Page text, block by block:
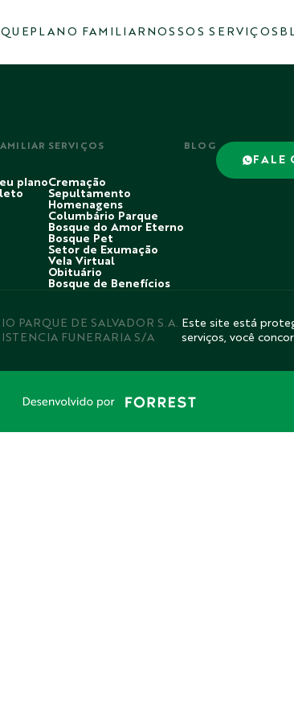
PLANO FAMILIAR NOSSOS SERVIÇOS
plano
SERVIÇOS
Cremação
Sepultamento
Homenagens
Columbário Parque
Bosque do Amor Eterno
Bosque Pet
Setor de Exumação
Vela Virtual
Obituário
Bosque de Benefícios
BLOG
FALE
PARQUE DE SALVADOR S.A.
FUNERARIA S/A
Este site está
serviços, você